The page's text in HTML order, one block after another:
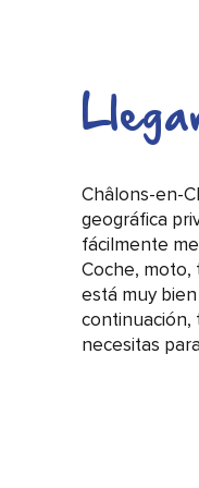
SEGUIR
Châlons-en-
geográfica
fácilmente
Coche, moto,
está muy
continuación,
necesitas